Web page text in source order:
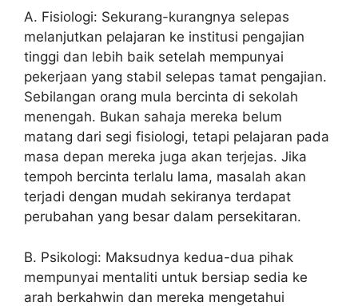
A. Fisiologi: Sekurang-kurangnya selepas
melanjutkan pelajaran ke institusi pengajian
tinggi dan lebih baik setelah mempunyai
pekerjaan yang stabil selepas tamat pengajian.
Sebilangan orang mula bercinta di sekolah
menengah. Bukan sahaja mereka belum
matang dari segi fisiologi, tetapi pelajaran pada
masa depan mereka juga akan terjejas. Jika
tempoh bercinta terlalu lama, masalah akan
terjadi dengan mudah sekiranya terdapat
perubahan yang besar dalam persekitaran.
B. Psikologi: Maksudnya kedua-dua pihak
mempunyai mentaliti untuk bersiap sedia ke
arah berkahwin dan mereka mengetahui